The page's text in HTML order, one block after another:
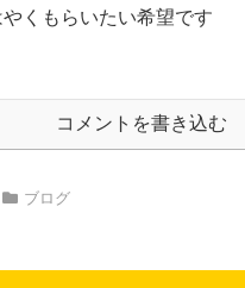
くもらいたい希望です
コメントを書き込む
ブログ